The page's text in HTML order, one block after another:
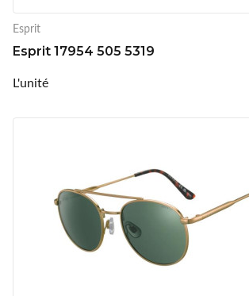
Esprit
Esprit 17954 505 5319
L'unité